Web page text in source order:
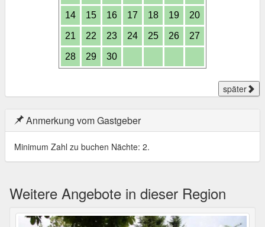
14 15 16 17 18 19 20
21 22 23 24 25 26 27
28 29 30
später
Anmerkung vom Gastgeber
Minimum Zahl zu buchen Nächte: 2.
Weitere Angebote in dieser Region